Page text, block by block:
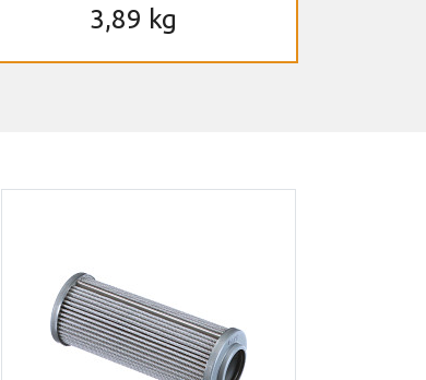
3,89 kg